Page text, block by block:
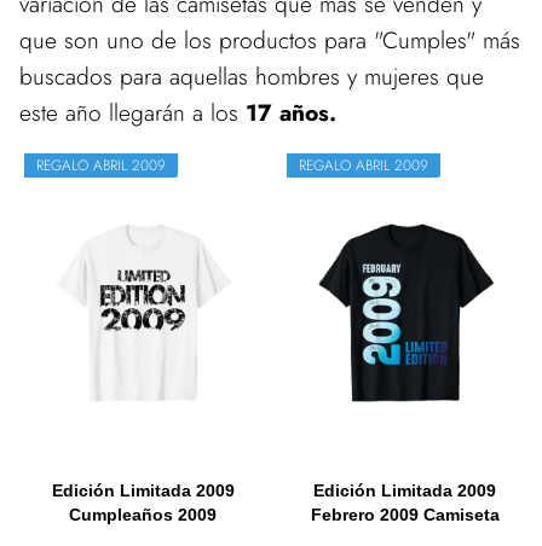
que son uno de los productos para "Cumples" más
buscados para aquellas hombres y mujeres que
este año llegarán a los 17 años.
REGALO ABRIL 2009
Edición Limitada 2009
Cumpleaños 2009
REGALO ABRIL 2009
Edición Limitada 2009
Febrero 2009 Camiseta